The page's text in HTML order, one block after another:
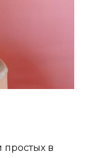
простых в